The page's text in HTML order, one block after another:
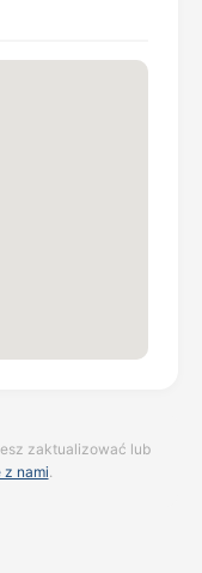
zaktualizować lub
nami.